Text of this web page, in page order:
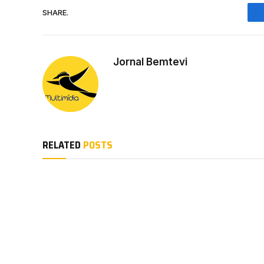
SHARE.
Jornal Bemtevi
RELATED POSTS